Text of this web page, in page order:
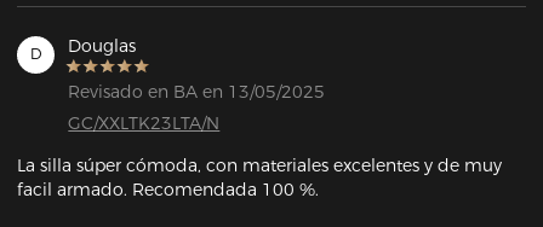
D Douglas
Revisado en BA en 13/05/2025
GC/XXLTK23LTA/N
La silla súper cómoda, con materiales excelentes y de muy
facil armado. Recomendada 100 %.